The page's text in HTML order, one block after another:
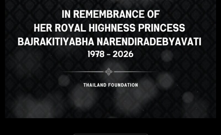
Select your language
English ภาษาไทย
Korean German
Chinese
ខ្មែរ